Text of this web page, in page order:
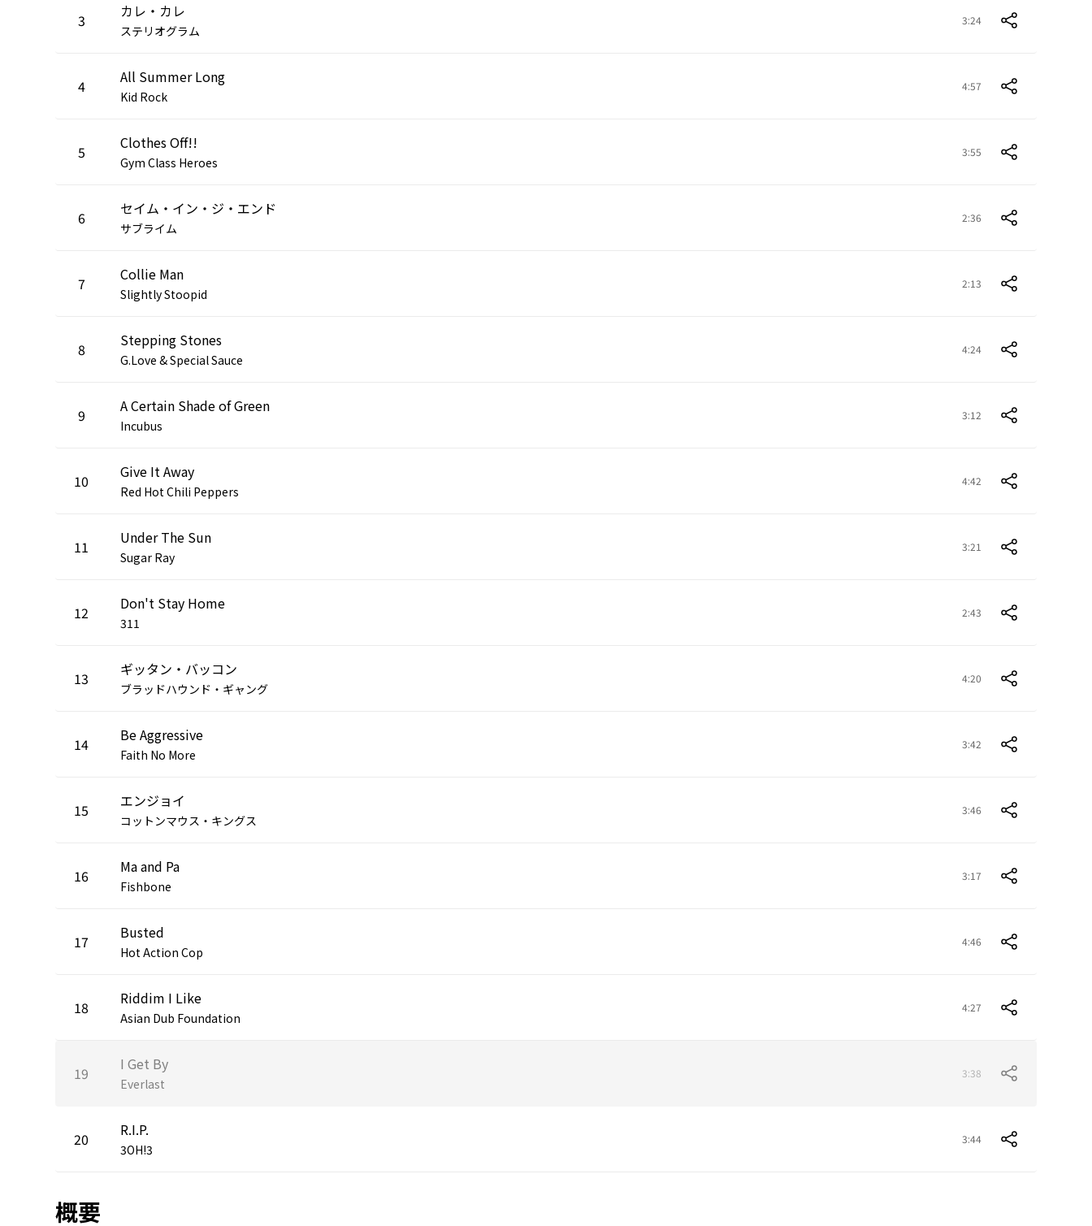
3 カレ・カレ
ステリオグラム
3:24
4 All Summer Long
Kid Rock
4:57
5 Clothes Off!!
Gym Class Heroes
3:55
6 セイム・イン・ジ・エンド
サブライム
2:36
7 Collie Man
Slightly Stoopid
2:13
8 Stepping Stones
G.Love & Special Sauce
4:24
9 A Certain Shade of Green
Incubus
3:12
10 Give It Away
Red Hot Chili Peppers
4:42
11 Under The Sun
Sugar Ray
3:21
12 Don't Stay Home
311
2:43
13 ギッタン・バッコン
ブラッドハウンド・ギャング
4:20
14 Be Aggressive
Faith No More
3:42
15 エンジョイ
コットンマウス・キングス
3:46
16 Ma and Pa
Fishbone
3:17
17 Busted
Hot Action Cop
4:46
18 Riddim I Like
Asian Dub Foundation
4:27
19 I Get By
Everlast
3:38
20 R.I.P.
3OH!3
3:44
概要